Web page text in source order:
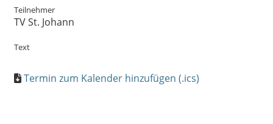
Teilnehmer
TV St. Johann
Text
Termin zum Kalender hinzufügen (.ics)